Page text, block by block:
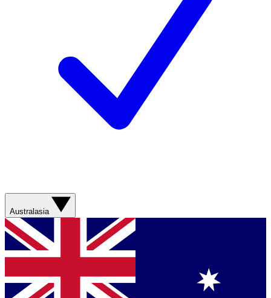
Australasia